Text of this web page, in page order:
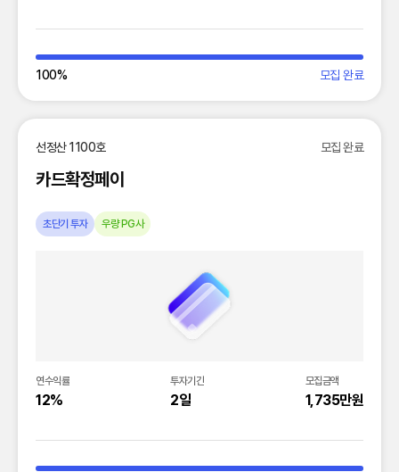
100% 모집 완료
선정산 1100호 모집 완료
카드확정페이
초단기 투자 우량 PG사
연수익률
12%
투자기간
2일
모집금액
1,735만원